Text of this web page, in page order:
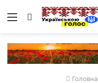
Меню Пошук
Головна